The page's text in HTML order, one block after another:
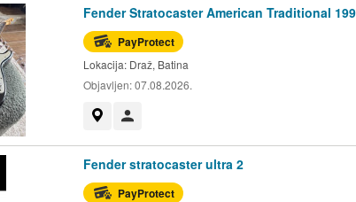
Fender Stratocaster American Traditional
PayProtect
Lokacija: Draž, Batina
Objavljen:07.08.2026.
Fender stratocaster ultra 2
PayProtect